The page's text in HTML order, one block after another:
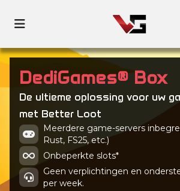
DediGames® Box
De ultieme oplossing voor uw
met Better Loot
Meerdere game-servers
Rust, FS25, etc.)
Onbeperkte slots*
Geen verplichtingen en
per week.